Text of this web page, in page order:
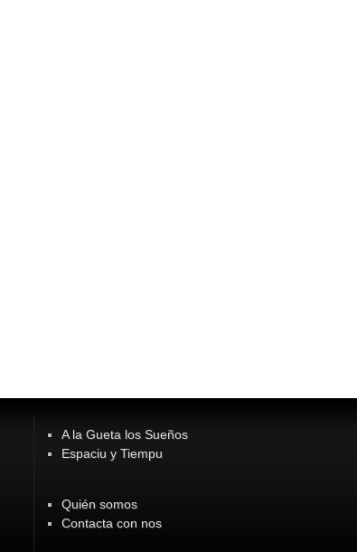
A la Gueta los Sueños
Espaciu y Tiempu
Quién somos
Contacta con nos